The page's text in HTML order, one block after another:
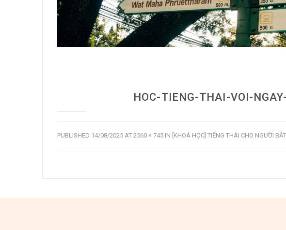
HOC-TIENG-THAI-VOI-
PUBLISHED 14/08/2025 AT 2560 × 745 IN [KHOÁ HỌC] TIẾNG THÁI CHO NGƯỜI